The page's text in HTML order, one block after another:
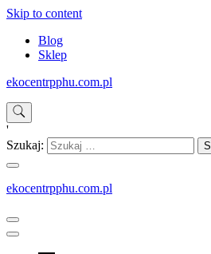
Skip to content
Blog
Sklep
ekocentrpphu.com.pl
'
Szukaj:
ekocentrpphu.com.pl